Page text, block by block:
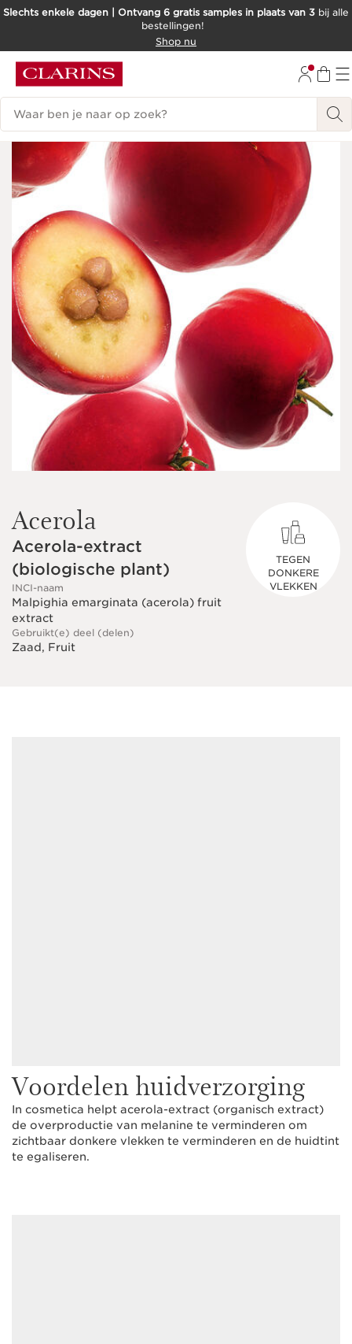
DOORGAAN NAAR INHOUD
Slechts enkele dagen | Ontvang 6 gratis samples in plaats van 3 bij alle
bestellingen!
Shop nu
Zoekgeschiedenis
Acerola
Acerola-extract
(biologische plant)
INCI-naam
Malpighia emarginata (acerola) fruit
extract
Gebruikt(e) deel (delen)
Zaad, Fruit
TEGEN
DONKERE
VLEKKEN
Voordelen huidverzorging
In cosmetica helpt acerola-extract (organisch extract)
de overproductie van melanine te verminderen om
zichtbaar donkere vlekken te verminderen en de huidtint
te egaliseren.